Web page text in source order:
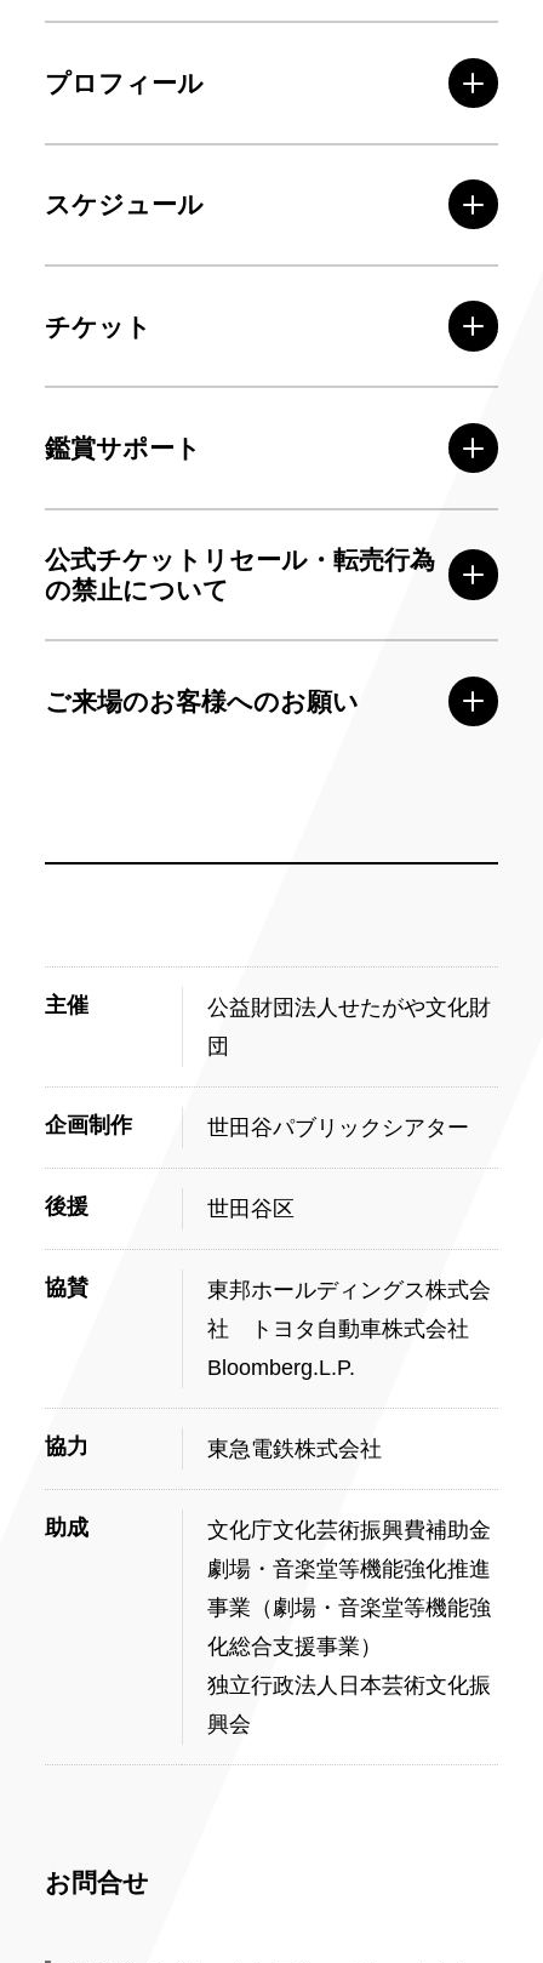
プロフィール
スケジュール
チケット
鑑賞サポート
公式チケットリセール・転売行為
の禁止について
ご来場のお客様へのお願い
主催
公益財団法人せたがや文化財
団
企画制作 世田谷パブリックシアター
後援 世田谷区
協賛
東邦ホールディングス株式会
社 トヨタ自動車株式会社
Bloomberg.L.P.
協力 東急電鉄株式会社
助成
文化庁文化芸術振興費補助金
劇場・音楽堂等機能強化推進
事業（劇場・音楽堂等機能強
化総合支援事業）
独立行政法人日本芸術文化振
興会
お問合せ